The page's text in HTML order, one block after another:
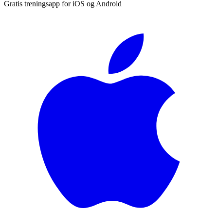
Gratis treningsapp for iOS og Android